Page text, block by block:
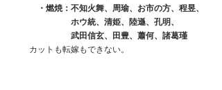
・燃焼：不知火舞、周瑜、お市の方、程昱、
ホウ統、清姫、陸遜、孔明、
武田信玄、田豊、蕭何、諸葛瑾
カットも転嫁もできない。